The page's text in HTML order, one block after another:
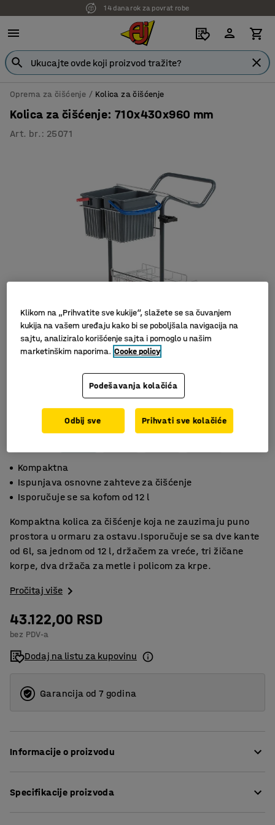
14 dana rok za povrat robe
7 godina garancije
Oprema za čišćenje Kolica za čišćenje
Kolica za čišćenje: 710x430x960 mm
Art. br. : 25071
Kompaktna
Ispunjava osnovne zahteve za čišćenje
Isporučuje se sa kofom od 12 l
Kompaktna kolica za čišćenje koja ne zauzimaju puno
prostora u ormaru za ostavu.Isporučuje se sa dve kante
od 6l, sa jednom od 12 l, držačem za vreće, tri žičane
korpe, dva držača za metle i policom za krpe.
Pročitaj više
43.122,00 RSD
bez PDV-a
Dodaj na listu za kupovinu
Garancija od 7 godina
Informacije o proizvodu
prostorija kao što su kancelarije, konferencijske sale,
Specifikacije proizvoda
Klikom na „Prihvatite sve kukije“, slažete se sa čuvanjem
kukija na vašem uređaju kako bi se poboljšala navigacija na
sajtu, analiziralo korišćenje sajta i pomoglo u našim
marketinškim naporima. Cooke policy
Podešavanja kolačića
Odbij sve Prihvati sve kolačiće